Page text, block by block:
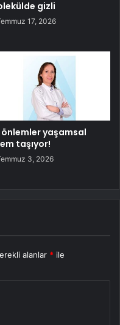
gizli
17, 2026
önlemler yaşamsal
taşıyor!
3, 2026
alanlar * ile